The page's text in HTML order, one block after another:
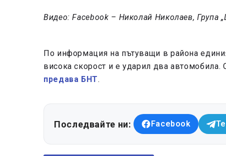
Видео: Facebook – Николай Николаев, Група
По информация на пътуващи в района
висока скорост и е ударил два
предава БНТ.
Последвайте ни: Facebook